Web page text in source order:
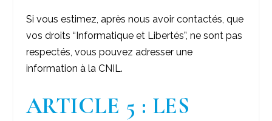
Si vous estimez, après nous avoir contactés, que
vos droits “Informatique et Libertés”, ne sont pas
respectés, vous pouvez adresser une
information à la CNIL.
ARTICLE 5 : LES